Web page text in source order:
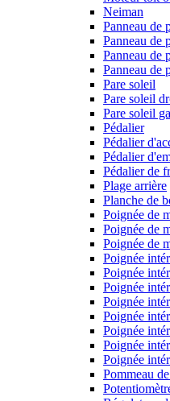
Neiman
Panneau de
Panneau de
Panneau de
Panneau de
Pare soleil
Pare soleil
Pare soleil
Pédalier
Pédalier
Pédalier
Pédalier de
Plage arrière
Planche de
Poignée de
Poignée de
Poignée de
Poignée
Poignée
Poignée
Poignée
Poignée
Poignée
Poignée
Poignée
Pommeau